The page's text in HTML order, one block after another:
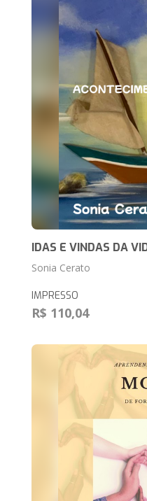
IDAS E VINDAS DA
Sonia Cerato
IMPRESSO
R$ 110,04